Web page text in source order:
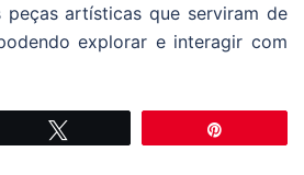
artísticas que serviram de
explorar e interagir com